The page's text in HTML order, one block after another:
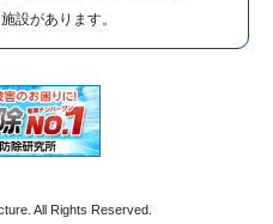
設があります。
All Rights Reserved.